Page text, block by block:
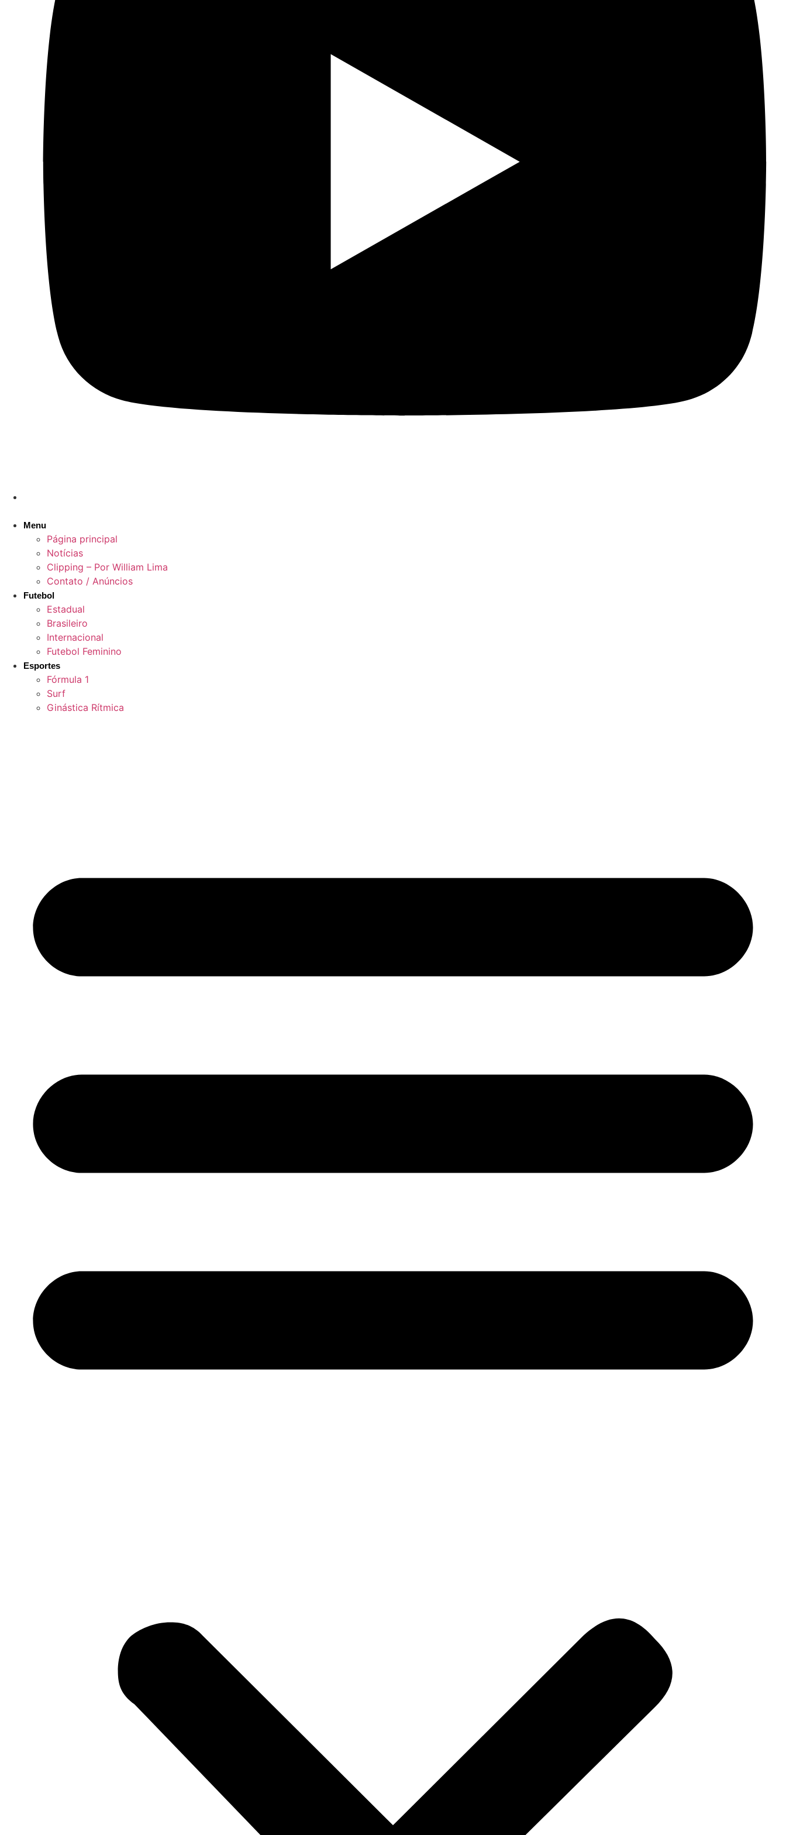
Menu
Página principal
Notícias
Clipping – Por William Lima
Contato / Anúncios
Futebol
Estadual
Brasileiro
Internacional
Futebol Feminino
Esportes
Fórmula 1
Surf
Ginástica Rítmica